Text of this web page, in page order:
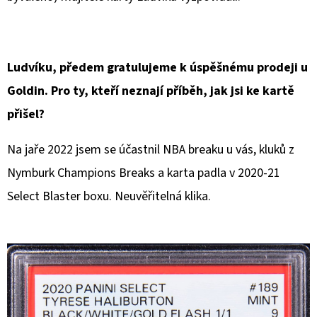
Ludvíku, předem gratulujeme k úspěšnému prodeji u
Goldin. Pro ty, kteří neznají příběh, jak jsi ke kartě
přišel?
Na jaře 2022 jsem se účastnil NBA breaku u vás, kluků z
Nymburk Champions Breaks a karta padla v 2020-21
Select Blaster boxu. Neuvěřitelná klika.
N
A
J
Í
T
?
HLEDAT